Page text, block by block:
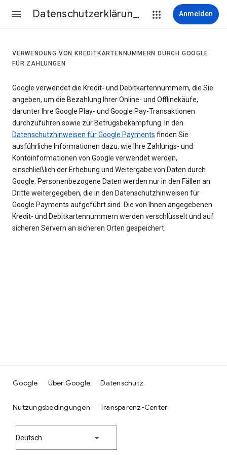
Datenschutzerklärung & Nutzungsbedingungen Anmelden
VERWENDUNG VON KREDITKARTENNUMMERN DURCH GOOGLE
FÜR ZAHLUNGEN
Google verwendet die Kredit- und Debitkartennummern, die Sie
angeben, um die Bezahlung Ihrer Online- und Offlinekäufe,
darunter Ihre Google Play- und Google Pay-Transaktionen
durchzuführen sowie zur Betrugsbekämpfung. In den
Datenschutzhinweisen für Google Payments finden Sie
ausführliche Informationen dazu, wie Ihre Zahlungs- und
Kontoinformationen von Google verwendet werden,
einschließlich der Erhebung und Weitergabe von Daten durch
Google. Personenbezogene Daten werden nur in den Fällen an
Dritte weitergegeben, die in den Datenschutzhinweisen für
Google Payments aufgeführt sind. Die von Ihnen angegebenen
Kredit- und Debitkartennummern werden verschlüsselt und auf
sicheren Servern an sicheren Orten gespeichert.
Google Über Google Datenschutz
Nutzungsbedingungen Transparenz-Center
Deutsch